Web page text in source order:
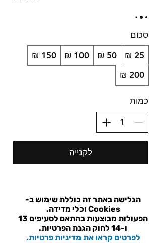
סכום
כמות
לקנייה
הגלישה באתר זה כוללת שימוש ב-
Cookies וכלי מדידה.
הפעולות מבוצעות בהתאם ל
סעיפים 13
ו-14 לחוק הגנת הפרטיות.
לפרטים קראו את מדיניות פרטיות.